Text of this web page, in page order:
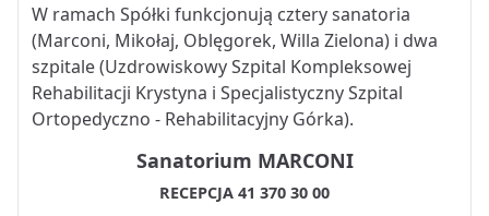
W ramach Spółki funkcjonują cztery sanatoria
(Marconi, Mikołaj, Oblęgorek, Willa Zielona) i dwa
szpitale (Uzdrowiskowy Szpital Kompleksowej
Rehabilitacji Krystyna i Specjalistyczny Szpital
Ortopedyczno - Rehabilitacyjny Górka).
Sanatorium MARCONI
RECEPCJA 41 370 30 00